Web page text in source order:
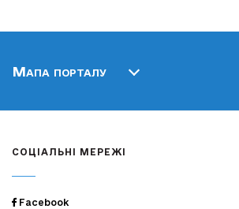
Мапа порталу
СОЦІАЛЬНІ МЕРЕЖІ
Facebook